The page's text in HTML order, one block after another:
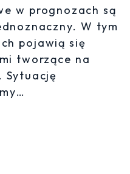
w prognozach są
W tym
pojawią się
tworzące na
Sytuację